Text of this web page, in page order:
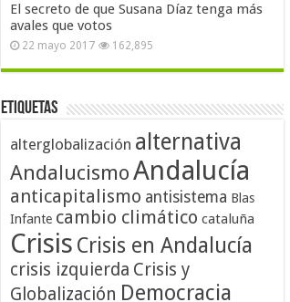
El secreto de que Susana Díaz tenga más
avales que votos
22 mayo 2017 162,895
Etiquetas
alterglobalización alternativa
AndalucismoAndalucía
anticapitalismo antisistema Blas
Infante cambio climático cataluña
Crisis Crisis en Andalucía
crisis izquierda Crisis y
Globalización Democracia